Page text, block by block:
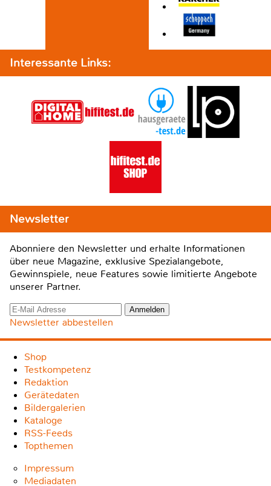
Interessante Links:
Newsletter
Abonniere den Newsletter und erhalte Informationen
über neue Magazine, exklusive Spezialangebote,
Gewinnspiele, neue Features sowie limitierte Angebote
unserer Partner.
Newsletter abbestellen
Shop
Testkompetenz
Redaktion
Gerätedaten
Bildergalerien
Kataloge
RSS-Feeds
Topthemen
Impressum
Mediadaten